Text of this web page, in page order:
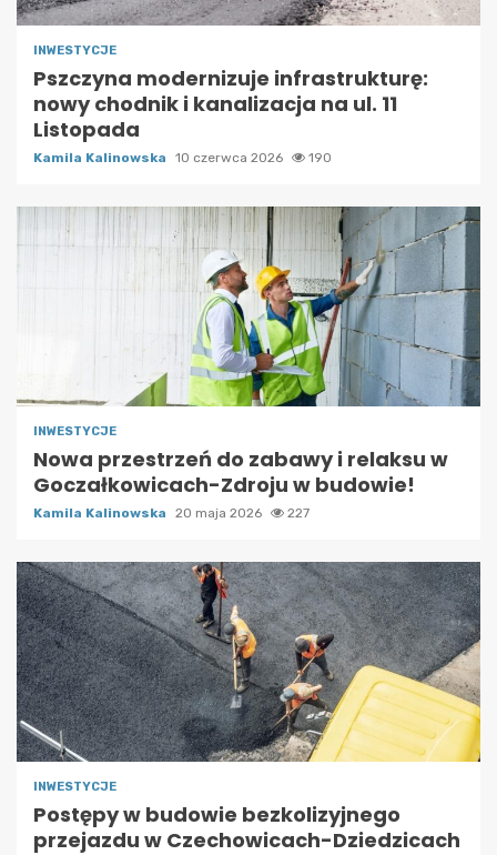
INWESTYCJE
Pszczyna modernizuje infrastrukturę:
nowy chodnik i kanalizacja na ul. 11
Listopada
Kamila Kalinowska 10 czerwca 2026 190
INWESTYCJE
Nowa przestrzeń do zabawy i relaksu w
Goczałkowicach-Zdroju w budowie!
Kamila Kalinowska 20 maja 2026 227
INWESTYCJE
Postępy w budowie bezkolizyjnego
przejazdu w Czechowicach-Dziedzicach